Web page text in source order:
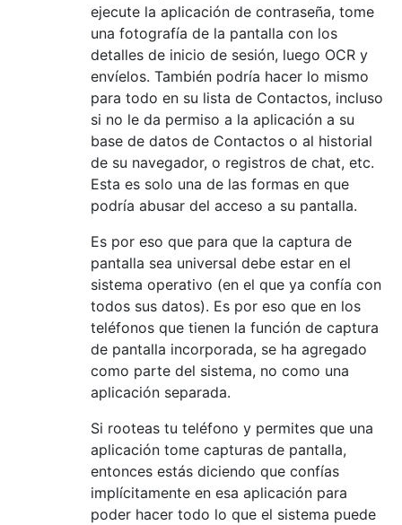
ejecute la aplicación de contraseña, tome
una fotografía de la pantalla con los
detalles de inicio de sesión, luego OCR y
envíelos. También podría hacer lo mismo
para todo en su lista de Contactos, incluso
si no le da permiso a la aplicación a su
base de datos de Contactos o al historial
de su navegador, o registros de chat, etc.
Esta es solo una de las formas en que
podría abusar del acceso a su pantalla.
Es por eso que para que la captura de
pantalla sea universal debe estar en el
sistema operativo (en el que ya confía con
todos sus datos). Es por eso que en los
teléfonos que tienen la función de captura
de pantalla incorporada, se ha agregado
como parte del sistema, no como una
aplicación separada.
Si rooteas tu teléfono y permites que una
aplicación tome capturas de pantalla,
entonces estás diciendo que confías
implícitamente en esa aplicación para
poder hacer todo lo que el sistema puede